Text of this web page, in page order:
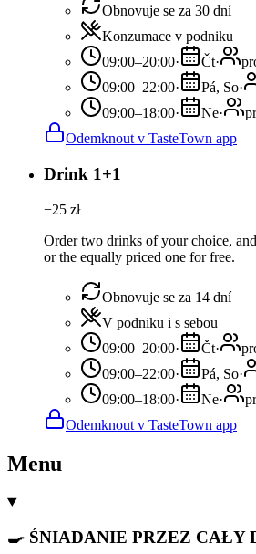
Obnovuje se za 30 dní
Konzumace v podniku
09:00–20:00· Čt·
09:00–22:00· Pá, So·
09:00–18:00· Ne·
Odemknout v TasteTown app
Drink 1+1
−25 zł
Order two drinks of your choice,
or the equally priced one for free.
Obnovuje se za 14 dní
V podniku i s sebou
09:00–20:00· Čt·
09:00–22:00· Pá, So·
09:00–18:00· Ne·
Odemknout v TasteTown app
Menu
🍳 ŚNIADANIE PRZEZ CAŁY